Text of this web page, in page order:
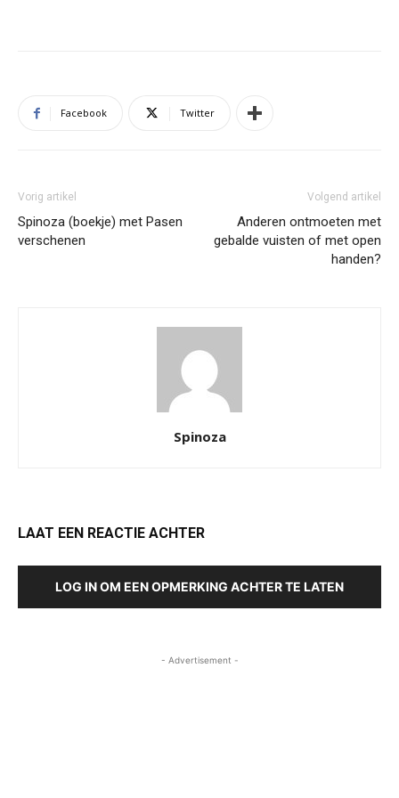
Facebook Twitter
Vorig artikel
Spinoza (boekje) met Pasen
verschenen
Volgend artikel
Anderen ontmoeten met
gebalde vuisten of met open
handen?
Spinoza
LAAT EEN REACTIE ACHTER
LOG IN OM EEN OPMERKING ACHTER TE LATEN
- Advertisement -